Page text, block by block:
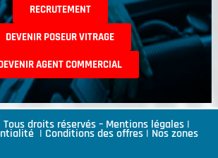
RECRUTEMENT
DEVENIR POSEUR VITRAGE
AGENT COMMERCIAL
droits réservés – Mentions légales |
| Conditions des offres | Nos zones